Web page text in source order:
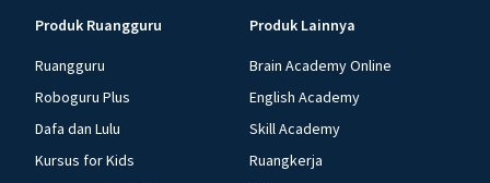
Produk Ruangguru
Ruangguru
Roboguru Plus
Dafa dan Lulu
Kursus for Kids
Produk Lainnya
Brain Academy Online
English Academy
Skill Academy
Ruangkerja